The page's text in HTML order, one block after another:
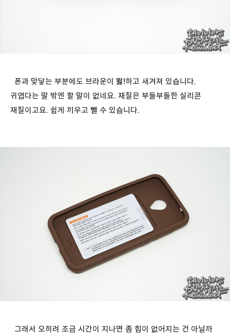
폰과 맞닿는 부분에도 브라운이 똻!하고 새겨져 있습니다.
귀엽다는 말 밖엔 할 말이 없네요. 재질은 부들부들한 실리콘
재질이고요. 쉽게 끼우고 뺄 수 있습니다.
그래서 오히려 조금 시간이 지나면 좀 힘이 없어지는 건 아닐까